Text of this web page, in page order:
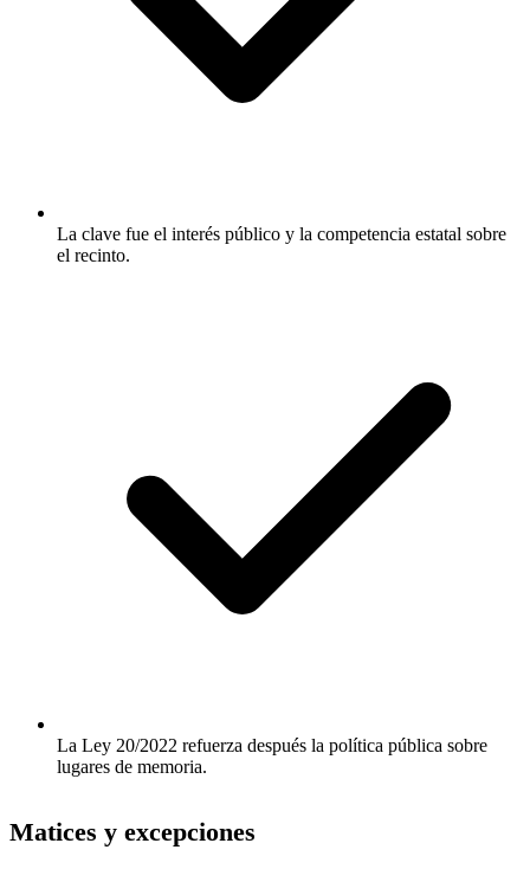
La clave fue el interés público y la competencia estatal sobre
el recinto.
La Ley 20/2022 refuerza después la política pública sobre
lugares de memoria.
Matices y excepciones